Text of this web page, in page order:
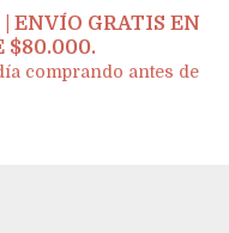
ENVÍO GRATIS EN
$80.000.
comprando antes de